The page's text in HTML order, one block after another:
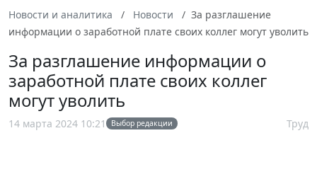
Новости и аналитика Новости
За разглашение
информации о заработной плате своих коллег могут уволить
За разглашение информации о
заработной плате своих коллег
могут уволить
14 марта 2024 10:21 Выбор редакции Труд